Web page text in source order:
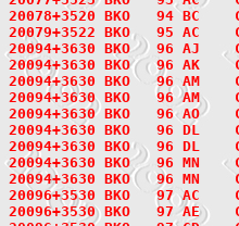
20078+3520 BKO   94 BC
20079+3522 BKO   95 AC
20094+3630 BKO   96 AJ
20094+3630 BKO   96 AK
20094+3630 BKO   96 AM
20094+3630 BKO   96 AM
20094+3630 BKO   96 AO
20094+3630 BKO   96 DL
20094+3630 BKO   96 DL
20094+3630 BKO   96 MN
20094+3630 BKO   96 MN
20096+3530 BKO   97 AC
20096+3530 BKO   97 AE